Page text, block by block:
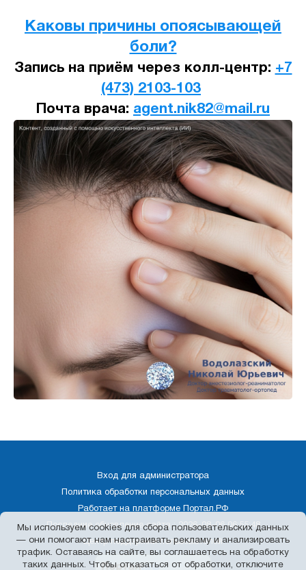
Мы используем cookies для сбора пользовательских данных
— они помогают нам настраивать рекламу и анализировать
трафик. Оставаясь на сайте, вы соглашаетесь на обработку
таких данных. Чтобы отказаться от обработки, отключите
Каковы причины опоясывающей
боли?
Запись на приём через колл-центр: +7
(473) 2103-103
Почта врача: agent.nik82@mail.ru
Вход для администратора
Политика обработки персональных данных
Работает на платформе
Портал.РФ
Последние обновление сайта: 2026-08-06 06:55:48
Центр поддержки пользователей
×
Подскажу по лечению боли. Чем могу
Стоимость услуг Записаться на прием
Задать вопрос